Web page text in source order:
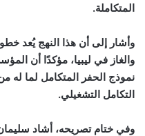
المتكاملة.
وأشار إلى أن هذا النهج يُعد
والغاز في ليبيا، مؤكدًا أن
نموذج الحفر المتكامل لما له
التكامل التشغيلي.
وفي ختام تصريحه، أشاد سليمان